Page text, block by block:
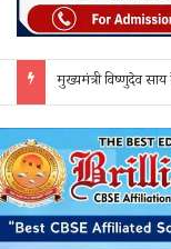
सक्ती: ₹90 लाख की